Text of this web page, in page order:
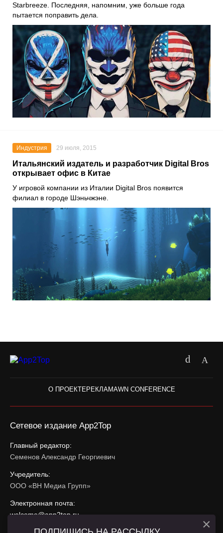
Starbreeze. Последняя, напомним, уже больше года
пытается поправить дела.
Индустрия 29 июля, 2015
Итальянский издатель и разработчик Digital Bros
открывает офис в Китае
У игровой компании из Италии Digital Bros появится
филиал в городе Шэньчжэне.
О ПРОЕКТЕ РЕКЛАМАWN CONFERENCE
Сетевое издание App2Top
Главный редактор:
Семенов Александр Георгиевич
Учредитель:
ООО «ВН Медиа Групп»
Электронная почта:
welcome@app2top.ru
×